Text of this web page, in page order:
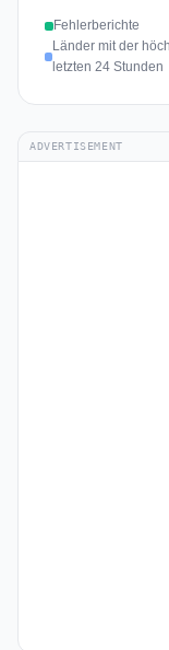
Fehlerberichte
Länder mit der
letzten 24 Stunden
ADVERTISEMENT